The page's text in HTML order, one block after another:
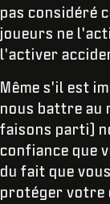
pas considéré
joueurs ne
l'activer
Même s'il est
nous battre au
faisons parti)
confiance que
du fait que
protéger votre